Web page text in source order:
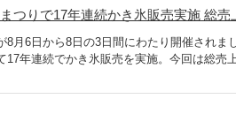
つりで17年連続かき氷販売実施 総売
8月6日から8日の3日間にわたり開催されま
17年連続でかき氷販売を実施。今回は総売